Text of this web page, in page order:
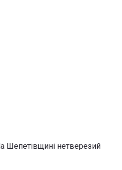
Шепетівщині нетверезий